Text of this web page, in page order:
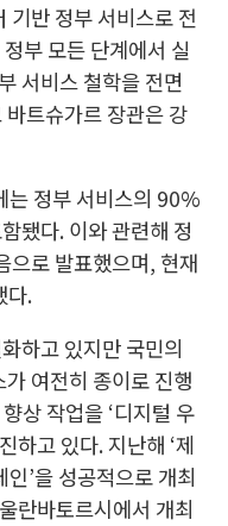
기반 정부 서비스로 전
부 모든 단계에서 실
서비스 철학을 전면
트슈가르 장관은 강
정부 서비스의 90%
됐다. 이와 관련해 정
으로 발표했으며, 현재
다.
하고 있지만 국민의
여전히 종이로 진행
상 작업을 ‘디지털 우
하고 있다. 지난해 ‘제
’을 성공적으로 개최
란바토르시에서 개최